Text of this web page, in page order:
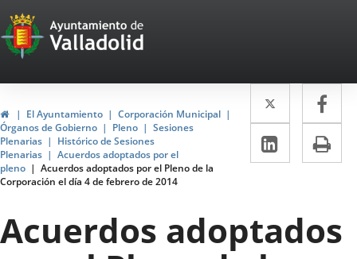
Portal
Web
del
Ayuntamiento
de
Valladolid
InicioEl Ayuntamiento
Corporación Municipal
Órganos de Gobierno
Pleno
Sesiones
Plenarias
Histórico de Sesiones
Plenarias
Acuerdos adoptados por el
pleno
Acuerdos adoptados por el Pleno de la
Corporación el día 4 de febrero de 2014
Twitter
Enlace
a
una
a
LinkedIn
Enlace
a
externa.
Acuerdos adoptados